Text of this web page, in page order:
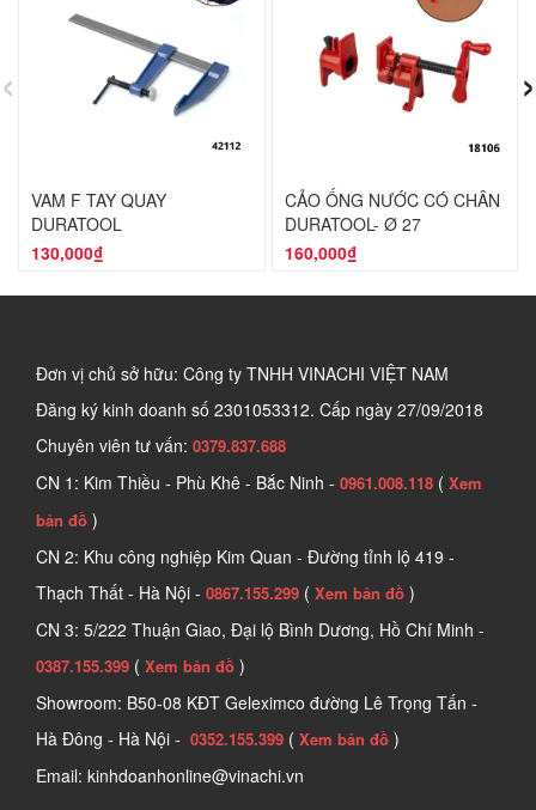
VAM F TAY QUAY
DURATOOL
130,000₫
CẢO ỐNG NƯỚC CÓ CHÂN
DURATOOL- Ø 27
160,000₫
‹ ›
Đơn vị chủ sở hữu: Công ty TNHH VINACHI VIỆT NAM
Đăng ký kinh doanh số 2301053312. Cấp ngày 27/09/2018
Chuyên viên tư vấn: 0379.837.688
CN 1: Kim Thiều - Phù Khê - Bắc Ninh - 0961.008.118 ( Xem
bản đồ )
CN 2: Khu công nghiệp Kim Quan - Đường tỉnh lộ 419 -
Thạch Thất - Hà Nội - 0867.155.299 ( Xem bản đồ )
CN 3: 5/222 Thuận Giao, Đại lộ Bình Dương, Hồ Chí Minh -
0387.155.399 ( Xem bản đồ )
Showroom: B50-08 KĐT Geleximco đường Lê Trọng Tấn -
Hà Đông - Hà Nội - 0352.155.399 ( Xem bản đồ )
Email: kinhdoanhonline@vinachi.vn